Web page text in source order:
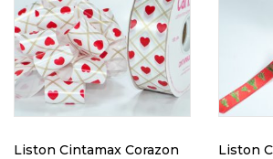
Liston Cintamax Corazon
Liston